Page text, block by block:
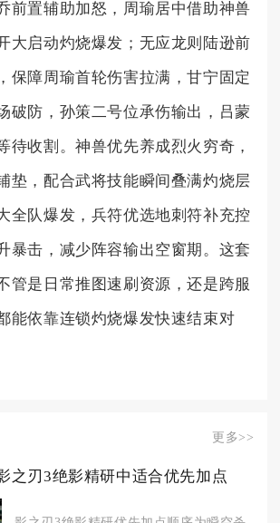
前置辅助加怒，周瑜居中借助神兽
大启动灼烧爆发；无应龙则陆逊前
保障周瑜首轮伤害拉满，甘宁固定
破防，孙策二号位承伤输出，吕蒙
待收割。神兽优先养成烈火穷奇，
垫，配合武将技能瞬间叠满灼烧层
全队爆发，兵符优选地刺符补充控
暴击，减少阵容输出空窗期。这套
管是日常推图速刷资源，还是跨服
能依靠连锁灼烧爆发快速结束对
更多>>
之刃3绝影精研中适合优先加点